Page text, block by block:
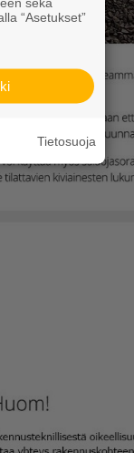
“Asetukset”
Tietosuoja